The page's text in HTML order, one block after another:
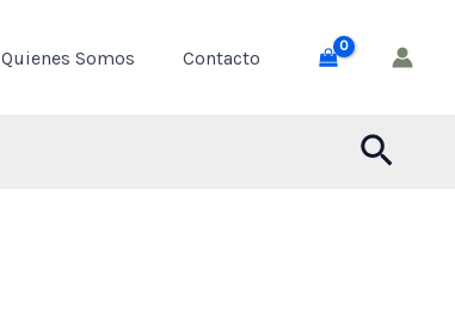
Quienes Somos Contacto
$ 55,000